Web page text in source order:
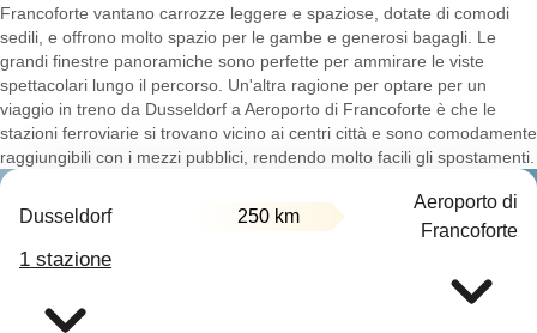
Francoforte vantano carrozze leggere e spaziose, dotate di comodi
sedili, e offrono molto spazio per le gambe e generosi bagagli. Le
grandi finestre panoramiche sono perfette per ammirare le viste
spettacolari lungo il percorso. Un'altra ragione per optare per un
viaggio in treno da Dusseldorf a Aeroporto di Francoforte è che le
stazioni ferroviarie si trovano vicino ai centri città e sono comodamente
raggiungibili con i mezzi pubblici, rendendo molto facili gli spostamenti.
Dusseldorf 250 km
Aeroporto di
Francoforte
1 stazione